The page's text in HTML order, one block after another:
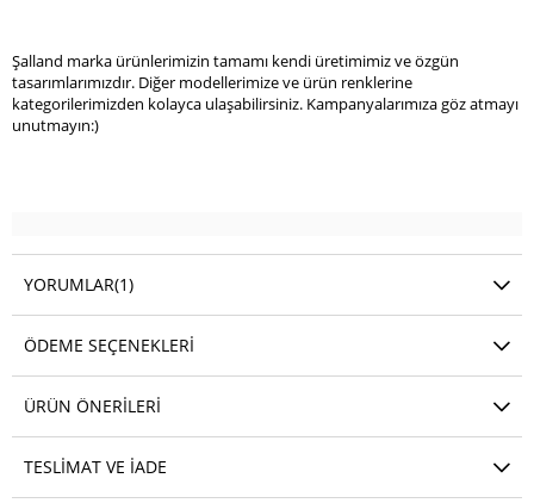
Şalland marka ürünlerimizin tamamı kendi üretimimiz ve özgün
tasarımlarımızdır. Diğer modellerimize ve ürün renklerine
kategorilerimizden kolayca ulaşabilirsiniz. Kampanyalarımıza göz atmayı
unutmayın:)
YORUMLAR(1)
ÖDEME SEÇENEKLERI
ÜRÜN ÖNERILERI
TESLIMAT VE İADE